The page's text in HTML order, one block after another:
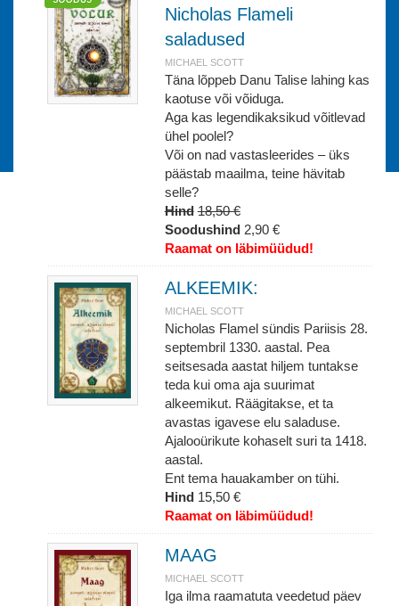
Nicholas Flameli
saladused
MICHAEL SCOTT
Täna lõppeb Danu Talise lahing kas
kaotuse või võiduga.
Aga kas legendikaksikud võitlevad
ühel poolel?
Või on nad vastasleerides – üks
päästab maailma, teine hävitab
selle?
Hind 18,50 €
Soodushind 2,90 €
Raamat on läbimüüdud!
ALKEEMIK:
MICHAEL SCOTT
Nicholas Flamel sündis Pariisis 28.
septembril 1330. aastal. Pea
seitsesada aastat hiljem tuntakse
teda kui oma aja suurimat
alkeemikut. Räägitakse, et ta
avastas igavese elu saladuse.
Ajalooürikute kohaselt suri ta 1418.
aastal.
Ent tema hauakamber on tühi.
Hind 15,50 €
Raamat on läbimüüdud!
MAAG
MICHAEL SCOTT
Iga ilma raamatuta veedetud päev